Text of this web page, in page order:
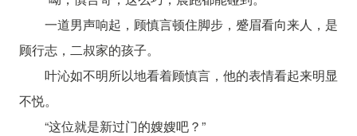
一道男声响起，顾慎言顿住脚步，蹙眉看向来人，是
顾行志，二叔家的孩子。
叶沁如不明所以地看着顾慎言，他的表情看起来明显
不悦。
“这位就是新过门的嫂嫂吧？”